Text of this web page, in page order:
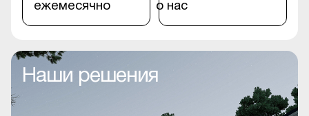
ежемесячно
о нас
Наши решения